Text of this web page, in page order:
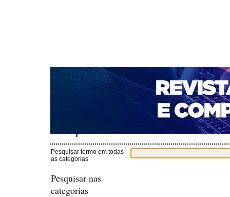
CAPA SOBRE ACESSO CADASTRO
NOTÍCIAS
PORTAL DE REVISTAS DA UNIFACS
PARA AVALIADORES
NOVA SUBMISSÃO
Pesquisar termo em todas
as categorias
Pesquisar nas
categorias